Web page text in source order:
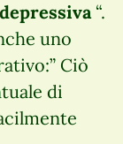
“.
uno
Ciò
di